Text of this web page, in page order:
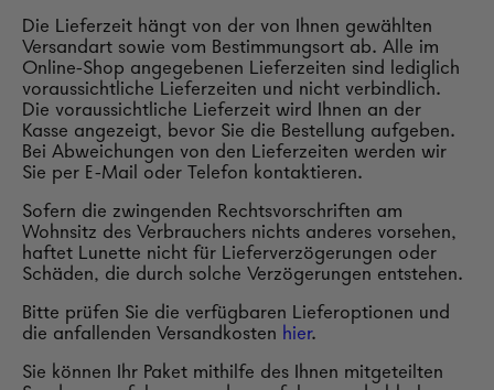
Die Lieferzeit hängt von der von Ihnen gewählten
Versandart sowie vom Bestimmungsort ab. Alle im
Online-Shop angegebenen Lieferzeiten sind lediglich
voraussichtliche Lieferzeiten und nicht verbindlich.
Die voraussichtliche Lieferzeit wird Ihnen an der
Kasse angezeigt, bevor Sie die Bestellung aufgeben.
Bei Abweichungen von den Lieferzeiten werden wir
Sie per E-Mail oder Telefon kontaktieren.
Sofern die zwingenden Rechtsvorschriften am
Wohnsitz des Verbrauchers nichts anderes vorsehen,
haftet Lunette nicht für Lieferverzögerungen oder
Schäden, die durch solche Verzögerungen entstehen.
Bitte prüfen Sie die verfügbaren Lieferoptionen und
die anfallenden Versandkosten hier.
Sie können Ihr Paket mithilfe des Ihnen mitgeteilten